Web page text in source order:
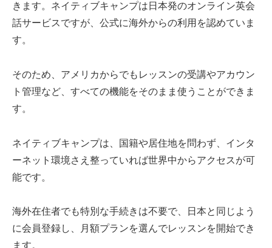
きます。ネイティブキャンプは日本発のオンライン英会
話サービスですが、公式に海外からの利用を認めていま
す。
そのため、アメリカからでもレッスンの受講やアカウン
ト管理など、すべての機能をそのまま使うことができま
す。
ネイティブキャンプは、国籍や居住地を問わず、インタ
ーネット環境さえ整っていれば世界中からアクセスが可
能です。
海外在住者でも特別な手続きは不要で、日本と同じよう
に会員登録し、月額プランを選んでレッスンを開始でき
ます。